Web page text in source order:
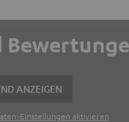
ANZEIGEN
aktivieren